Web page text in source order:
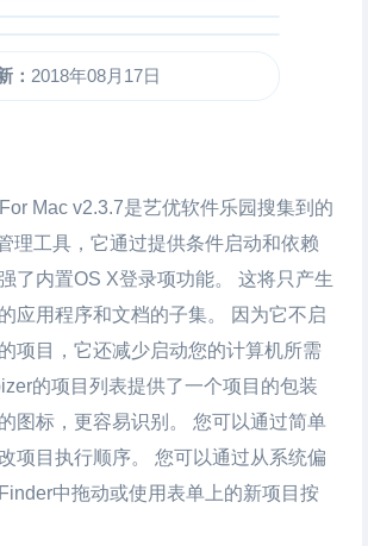
： 2018年08月17日
Mac v2.3.7是艺优软件乐园搜集到的
理工具，它通过提供条件启动和依赖
了内置OS X登录项功能。 这将只产生
应用程序和文档的子集。 因为它不启
项目，它还减少启动您的计算机所需
的项目列表提供了一个项目的包装
图标，更容易识别。 您可以通过简单
项目执行顺序。 您可以通过从系统偏
中拖动或使用表单上的新项目按